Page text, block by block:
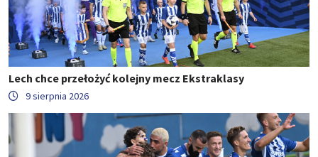
Lech chce przełożyć kolejny mecz Ekstraklasy
9 sierpnia 2026